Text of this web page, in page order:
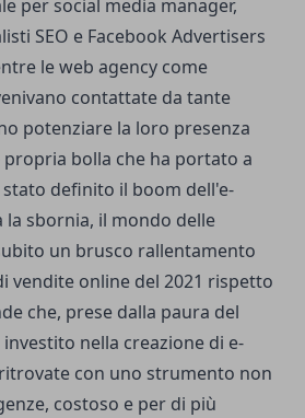
per social media manager,
SEO e Facebook Advertisers
leweb agency come
contattate da tante
potenziare la loro presenza
propria bolla che ha portato a
definito il boom dell'e-
la sbornia, il mondo delle
un brusco rallentamento
vendite online del 2021 rispetto
che, prese dalla paura del
nella creazione di e-
con uno strumento non
costoso e per di più